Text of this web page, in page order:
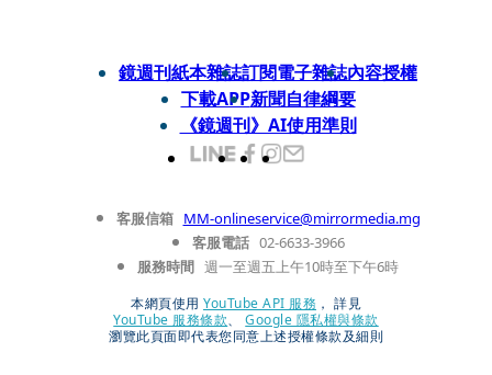
鏡週刊紙本雜誌訂閱電子雜誌內容授權
下載APP新聞自律綱要
《鏡週刊》AI使用準則
客服信箱 MM-onlineservice@mirrormedia.mg
客服電話 02-6633-3966
服務時間 週一至週五上午10時至下午6時
本網頁使用 YouTube API 服務 ， 詳見
YouTube 服務條款、
Google 隱私權與條款
瀏覽此頁面即代表您同意上述授權條款及細則